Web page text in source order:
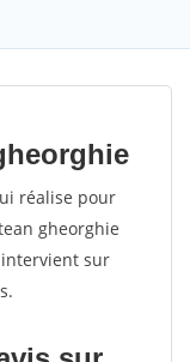
réalise pour
gheorghie
sur